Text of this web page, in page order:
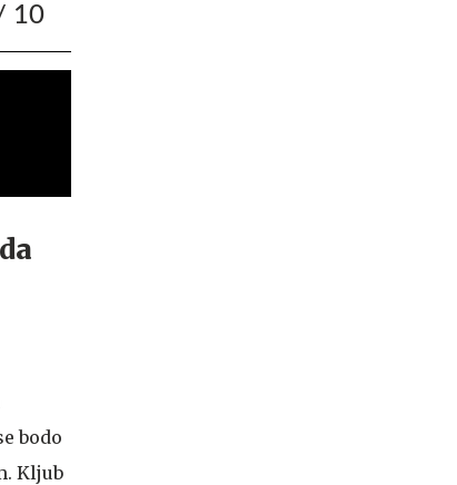
10
bodo
Kljub